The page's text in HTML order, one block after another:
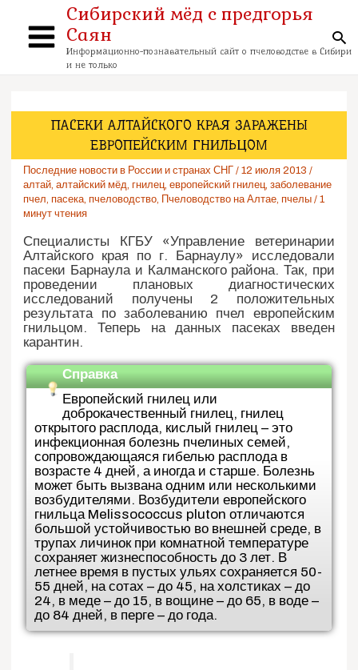
содержимому
Main
Сибирский мёд с предгорья
Саян
Информационно-познавательный сайт о пчеловодстве в Сибири
и не только
ПАСЕКИ АЛТАЙСКОГО КРАЯ ЗАРАЖЕНЫ
ЕВРОПЕЙСКИМ ГНИЛЬЦОМ
Последние новости в России и странах СНГ /12 июля 2013 /
алтай ,алтайский мёд ,гнилец ,европейский гнилец ,заболевание
пчел ,пасека ,пчеловодство Пчеловодство на Алтае ,пчелы /1
минут чтения
Специалисты КГБУ «Управление ветеринарии
Алтайского края по г. Барнаулу» исследовали
пасеки Барнаула и Калманского района. Так, при
проведении плановых диагностических
исследований получены 2 положительных
результата по заболеванию пчел европейским
гнильцом. Теперь на данных пасеках введен
карантин.
Справка
Европейский гнилец или
доброкачественный гнилец, гнилец
открытого расплода, кислый гнилец – это
инфекционная болезнь пчелиных семей,
сопровождающаяся гибелью расплода в
возрасте 4 дней, а иногда и старше. Болезнь
может быть вызвана одним или несколькими
возбудителями. Возбудители европейского
гнильца Melissococcus pluton отличаются
большой устойчивостью во внешней среде, в
трупах личинок при комнатной температуре
сохраняет жизнеспособность до 3 лет. В
летнее время в пустых ульях сохраняется 50-
55 дней, на сотах – до 45, на холстиках – до
24, в меде – до 15, в вощине – до 65, в воде –
до 84 дней, в перге – до года.